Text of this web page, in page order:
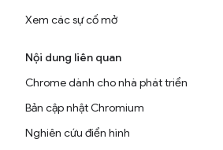
Xem các sự cố mở
Nội dung liên quan
Chrome dành cho nhà phát triển
Bản cập nhật Chromium
Nghiên cứu điển hình